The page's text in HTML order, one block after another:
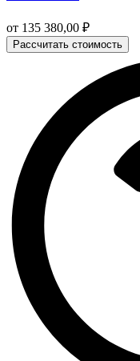
от 135 380,00 ₽
Рассчитать стоимость